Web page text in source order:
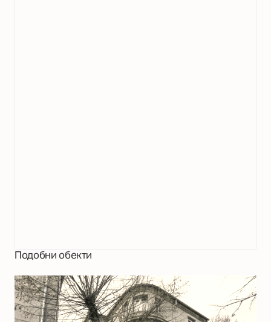
Подобни обекти